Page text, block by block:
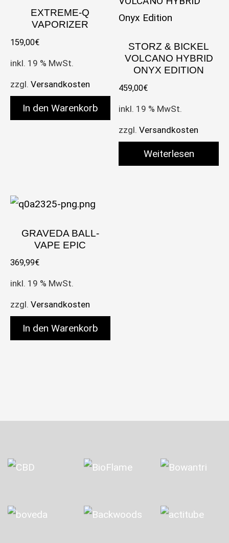
EXTREME-Q
VAPORIZER
159,00€
inkl. 19 % MwSt.
zzgl. Versandkosten
In den Warenkorb
STORZ & BICKEL
VOLCANO HYBRID
ONYX EDITION
459,00€
inkl. 19 % MwSt.
zzgl.Versandkosten
Weiterlesen
GRAVEDA BALL-
VAPE EPIC
369,99€
inkl. 19 % MwSt.
zzgl. Versandkosten
In den Warenkorb